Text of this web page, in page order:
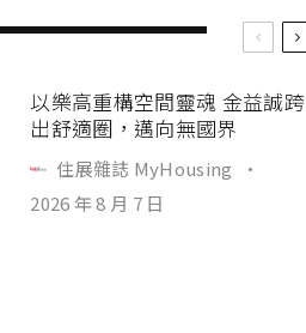
以樂高重構空間靈魂 金益誠跨
出舒適圈，邁向無國界
住展雜誌 MyHousing
·
2026 年 8 月 7 日